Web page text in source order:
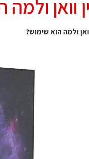
ולמה
ולמה הוא שימוש?